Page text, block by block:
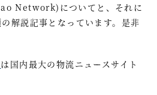
Network)についてと、それに
解説記事となっています。是非
は国内最大の物流ニュースサイト